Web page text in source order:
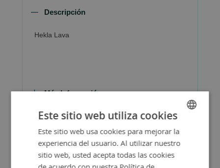
Descripción
Hekla Lava
Más Información
SPANISH
ENGLISH
Este sitio web utiliza cookies
Este sitio web usa cookies para mejorar la
experiencia del usuario. Al utilizar nuestro
sitio web, usted acepta todas las cookies